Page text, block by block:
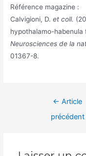
Référence magazine :
Calvigioni, D.et coll.
hypothalamo-
Neurosciences de la
01367-8.
Navigation← Article
précédent